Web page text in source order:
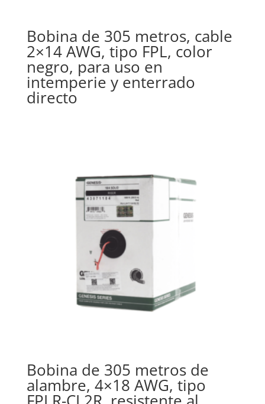
Bobina de 305 metros, cable
2×14 AWG, tipo FPL, color
negro, para uso en
intemperie y enterrado
directo
Bobina de 305 metros de
alambre, 4×18 AWG, tipo